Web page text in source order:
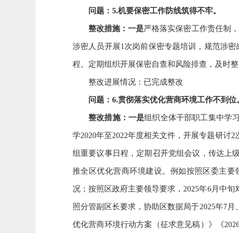
问题：5.机要保密工作防线筑得不牢。
整改措施：一是严格落实保密工作责任制
涉密人员开展1次岗前保密专题培训，规范涉密
程。定期组织开展保密自查和风险排查，及时
整改进展情况：已完成整改
问题：6.贯彻落实优化营商环境工作不到位
整改措施： 一是组织全体干部职工集中学
学2020年至2022年度相关文件，开展专题研讨
组重要议事日程， 定期召开党组会议，传达上
推全区优化营商环境建设。例如按照区委主要
况；按照区政府主要领导要求，2025年6月中
照分管副区长要求，协助区数据局于2025年7
优化营商环境行动方案（征求意见稿）》《